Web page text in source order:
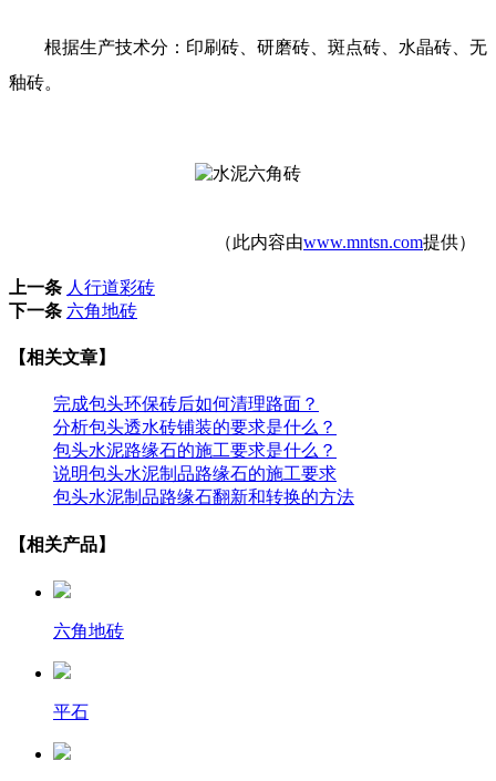
根据生产技术分：印刷砖、研磨砖、斑点砖、水晶砖、无
釉砖。
（此内容由www.mntsn.com提供）
上一条 人行道彩砖
下一条 六角地砖
【相关文章】
完成包头环保砖后如何清理路面？
分析包头透水砖铺装的要求是什么？
包头水泥路缘石的施工要求是什么？
说明包头水泥制品路缘石的施工要求
包头水泥制品路缘石翻新和转换的方法
【相关产品】
六角地砖
平石